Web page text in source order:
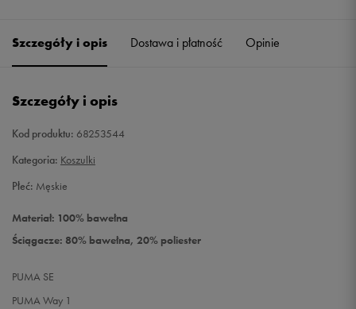
Szczegóły i opis Dostawa i płatność Opinie
Szczegóły i opis
Kod produktu: 68253544
Kategoria: Koszulki
Płeć: Męskie
Materiał: 100% bawełna
Ściągacze: 80% bawełna, 20% poliester
PUMA SE
PUMA Way 1